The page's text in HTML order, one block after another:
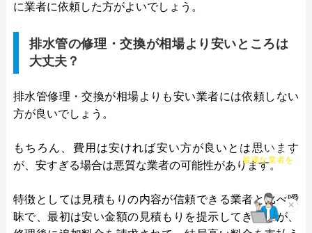
に業者に依頼した方がよいでしょう。
排水管の修理・交換が相場より安いところは
大丈夫？
排水管修理・交換が相場よりも安い業者には依頼しない
方が良いでしょう。
もちろん、費用は安ければ安い方が良いとは思います
が、安すぎる場合は悪質な業者の可能性があります。
特徴としては見積もりの内容が信頼できる業者と比べ曖
昧で、最初は安い金額の見積もりを提示してきますが、
×
チャット診断で
最適な業者を
ご提案